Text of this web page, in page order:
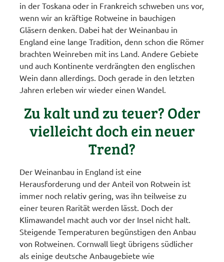
in der Toskana oder in Frankreich schweben uns vor,
wenn wir an kräftige Rotweine in bauchigen
Gläsern denken. Dabei hat der Weinanbau in
England eine lange Tradition, denn schon die Römer
brachten Weinreben mit ins Land. Andere Gebiete
und auch Kontinente verdrängten den englischen
Wein dann allerdings. Doch gerade in den letzten
Jahren erleben wir wieder einen Wandel.
Zu kalt und zu teuer? Oder
vielleicht doch ein neuer
Trend?
Der Weinanbau in England ist eine
Herausforderung und der Anteil von Rotwein ist
immer noch relativ gering, was ihn teilweise zu
einer teuren Rarität werden lässt. Doch der
Klimawandel macht auch vor der Insel nicht halt.
Steigende Temperaturen begünstigen den Anbau
von Rotweinen. Cornwall liegt übrigens südlicher
als einige deutsche Anbaugebiete wie